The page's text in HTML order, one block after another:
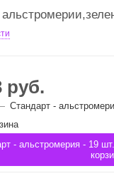
руб.
Стандарт -
- альстромерия - 19